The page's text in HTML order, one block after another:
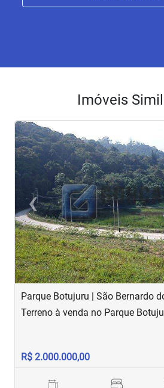
Imóveis
<<<<
‹Previous
Parque Botujuru | São Bernardo
Terreno à venda no Parque
R$ 2.000.000,00